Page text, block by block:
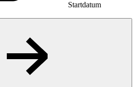
Startdatum